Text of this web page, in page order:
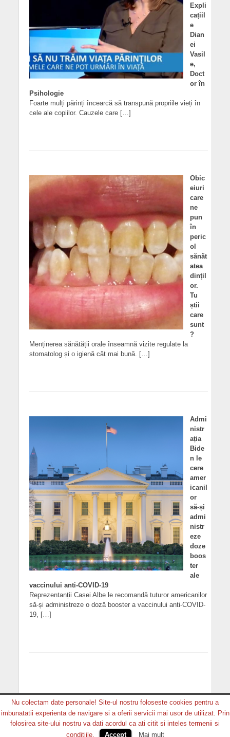
Expli
cațiil
e
Dian
ei
Vasil
e,
Doct
or în
Psihologie
Foarte mulți părinți încearcă să transpună propriile vieți în
cele ale copiilor. Cauzele care […]
Obic
eiuri
care
ne
pun
în
peric
ol
sănăt
atea
dințil
or.
Tu
știi
care
sunt
?
Menținerea sănătății orale înseamnă vizite regulate la
stomatolog și o igienă cât mai bună. […]
Admi
nistr
ația
Bide
n le
cere
amer
icanil
or
să-și
admi
nistr
eze
doze
boos
ter
ale
vaccinului anti-COVID-19
Reprezentanții Casei Albe le recomandă tuturor americanilor
să-și administreze o doză booster a vaccinului anti-COVID-
19, […]
Copyright © 2026. MEDIA GRUP PRODUCTION. Toate
drepturile rezervate.
Nu colectam date personale! Site-ul nostru foloseste cookies pentru a
imbunatatii experienta de navigare si a oferii servicii mai usor de utilizat. Prin
folosirea site-ului nostru va dati acordul ca ati citit si inteles termenii si
conditiile.
Accept Mai mult